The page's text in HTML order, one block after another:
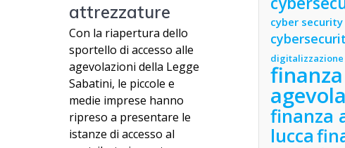
attrezzature
Con la riapertura dello
sportello di accesso alle
agevolazioni della Legge
Sabatini, le piccole e
medie imprese hanno
ripreso a presentare le
istanze di accesso al
cyber security
digitalizzazione
finanza
finanza
lucca